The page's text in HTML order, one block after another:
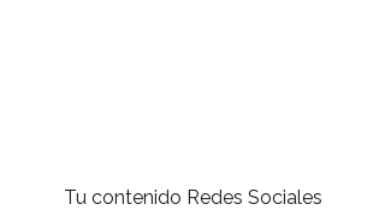
Tu contenido Redes Sociales